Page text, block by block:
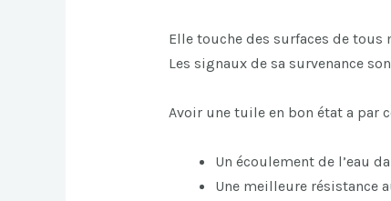
Elle touche des surfaces de
Les signaux de sa survenance
Avoir une tuile en bon état a par
Un écoulement de l’eau
Une meilleure résistance